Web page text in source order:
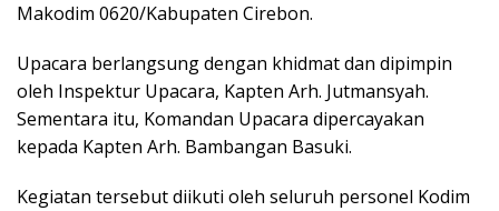
Makodim 0620/Kabupaten Cirebon.
Upacara berlangsung dengan khidmat dan dipimpin
oleh Inspektur Upacara, Kapten Arh. Jutmansyah.
Sementara itu, Komandan Upacara dipercayakan
kepada Kapten Arh. Bambangan Basuki.
Kegiatan tersebut diikuti oleh seluruh personel Kodim